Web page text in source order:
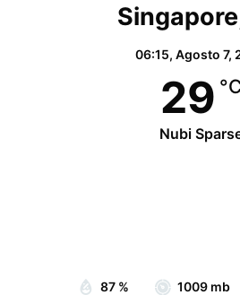
06:15, Agosto 7,
29
Nubi
87 % 1009 mb